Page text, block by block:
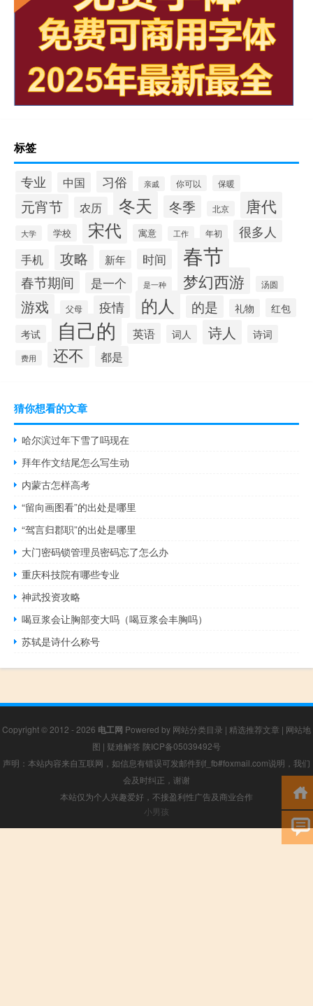
标签
专业 中国 习俗 亲戚 你可以 保暖
元宵节 农历 冬天 冬季 北京 唐代
大学 学校 宋代 寓意 工作 年初 很多人
手机 攻略 新年 时间 春节
春节期间 是一个 是一种 梦幻西游 汤圆
游戏 父母 疫情 的人 的是 礼物 红包
考试 自己的 英语 词人 诗人 诗词
费用 还不 都是
猜你想看的文章
哈尔滨过年下雪了吗现在
拜年作文结尾怎么写生动
内蒙古怎样高考
“留向画图看”的出处是哪里
“驾言归郡职”的出处是哪里
大门密码锁管理员密码忘了怎么办
重庆科技院有哪些专业
神武投资攻略
喝豆浆会让胸部变大吗（喝豆浆会丰胸吗）
苏轼是诗什么称号
Copyright © 2012 - 2026 电工网 Powered by 网站分类目录 | 精选推荐文章 | 网站地
图 | 疑难解答 陕ICP备05039492号
声明：本站内容来自互联网，如信息有错误可发邮件到f_fb#foxmail.com说明，我们
会及时纠正，谢谢
本站仅为个人兴趣爱好，不接盈利性广告及商业合作
小男孩